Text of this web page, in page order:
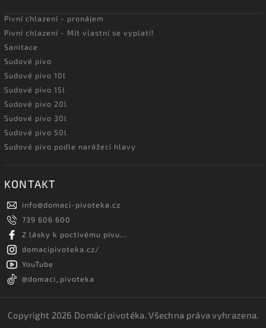
Pivní chlazení - pronájem
Pivní chlazení - Mít vlastní se vyplatí!
Sanitace
Sudové pivo
Sudové pivo 10l
Sudové pivo 15l
Sudové pivo 20l
Sudové pivo 30l
Sudové pivo 50l
Sudové pivo podle narážecí hlavy
KONTAKT
info@domaci-pivoteka.cz
739 606 600
Z lásky k poctivému pivu...
domacipivoteka.cz/
YouTube
@domaci_pivoteka
Copyright 2026 Domácí pivotéka. Všechna práva vyhrazena.